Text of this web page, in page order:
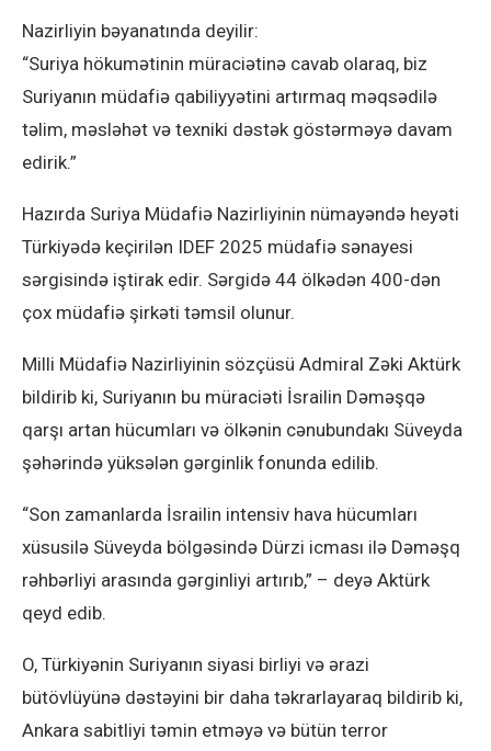
Nazirliyin bəyanatında deyilir:
“Suriya hökumətinin müraciətinə cavab olaraq, biz
Suriyanın müdafiə qabiliyyətini artırmaq məqsədilə
təlim, məsləhət və texniki dəstək göstərməyə davam
edirik.”
Hazırda Suriya Müdafiə Nazirliyinin nümayəndə heyəti
Türkiyədə keçirilən IDEF 2025 müdafiə sənayesi
sərgisində iştirak edir. Sərgidə 44 ölkədən 400-dən
çox müdafiə şirkəti təmsil olunur.
Milli Müdafiə Nazirliyinin sözçüsü Admiral Zəki Aktürk
bildirib ki, Suriyanın bu müraciəti İsrailin Dəməşqə
qarşı artan hücumları və ölkənin cənubundakı Süveyda
şəhərində yüksələn gərginlik fonunda edilib.
“Son zamanlarda İsrailin intensiv hava hücumları
xüsusilə Süveyda bölgəsində Dürzi icması ilə Dəməşq
rəhbərliyi arasında gərginliyi artırıb,” – deyə Aktürk
qeyd edib.
O, Türkiyənin Suriyanın siyasi birliyi və ərazi
bütövlüyünə dəstəyini bir daha təkrarlayaraq bildirib ki,
Ankara sabitliyi təmin etməyə və bütün terror